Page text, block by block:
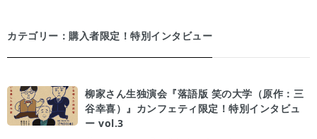
カテゴリー：購入者限定！特別インタビュー
柳家さん生独演会『落語版 笑の大学（原作：三
谷幸喜）』カンフェティ限定！特別インタビュ
ー vol.3